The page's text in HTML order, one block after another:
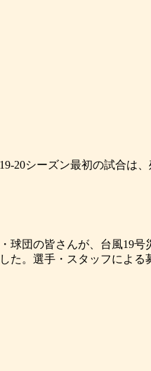
20シーズン最初の試合は
団の皆さんが、台風19
。選手・スタッフによ